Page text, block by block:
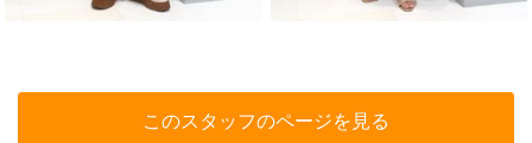
このスタッフのページを見る